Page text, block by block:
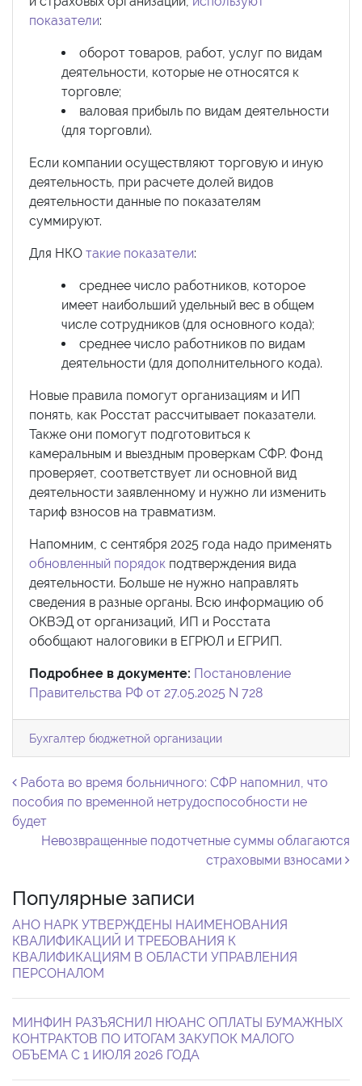
показатели:
оборот товаров, работ, услуг по видам
деятельности, которые не относятся к
торговле;
валовая прибыль по видам деятельности
(для торговли).
Если компании осуществляют торговую и иную
деятельность, при расчете долей видов
деятельности данные по показателям
суммируют.
Для НКО такие показатели:
среднее число работников, которое
имеет наибольший удельный вес в общем
числе сотрудников (для основного кода);
среднее число работников по видам
деятельности (для дополнительного кода).
Новые правила помогут организациям и ИП
понять, как Росстат рассчитывает показатели.
Также они помогут подготовиться к
камеральным и выездным проверкам СФР. Фонд
проверяет, соответствует ли основной вид
деятельности заявленному и нужно ли изменить
тариф взносов на травматизм.
Напомним, с сентября 2025 года надо применять
обновленный порядок подтверждения вида
деятельности. Больше не нужно направлять
сведения в разные органы. Всю информацию об
ОКВЭД от организаций, ИП и Росстата
обобщают налоговики в ЕГРЮЛ и ЕГРИП.
Подробнее в документе: Постановление
Правительства РФ от 27.05.2025 N 728
Бухгалтер бюджетной организации
Навигация по записям
Работа во время больничного: СФР напомнил, что
пособия по временной нетрудоспособности не
будет
Невозвращенные подотчетные суммы облагаются
страховыми взносами
Популярные записи
АНО НАРК УТВЕРЖДЕНЫ НАИМЕНОВАНИЯ
КВАЛИФИКАЦИЙ И ТРЕБОВАНИЯ К
КВАЛИФИКАЦИЯМ В ОБЛАСТИ УПРАВЛЕНИЯ
ПЕРСОНАЛОМ
МИНФИН РАЗЪЯСНИЛ НЮАНС ОПЛАТЫ БУМАЖНЫХ
КОНТРАКТОВ ПО ИТОГАМ ЗАКУПОК МАЛОГО
ОБЪЕМА С 1 ИЮЛЯ 2026 ГОДА